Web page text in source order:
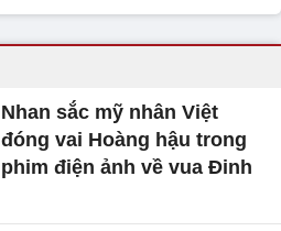
Nhan sắc mỹ nhân Việt
đóng vai Hoàng hậu trong
phim điện ảnh về vua Đinh